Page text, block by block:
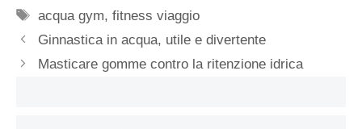
Tag
acqua gym,fitness viaggio
Ginnastica in acqua, utile e divertente
Masticare gomme contro la ritenzione idrica